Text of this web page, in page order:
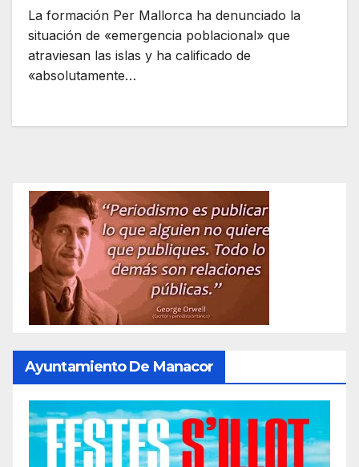
La formación Per Mallorca ha denunciado la
situación de «emergencia poblacional» que
atraviesan las islas y ha calificado de
«absolutamente…
Ayuntamiento De Manacor